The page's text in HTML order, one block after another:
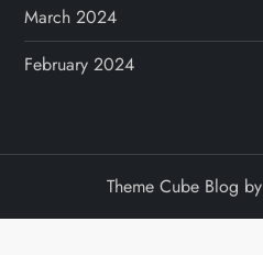
March 2024
February 2024
Theme Cube Blog by